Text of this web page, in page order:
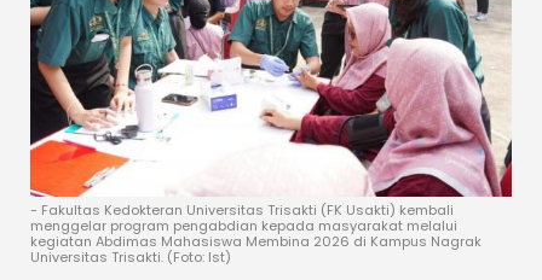
- Fakultas Kedokteran Universitas Trisakti (FK Usakti) kembali
menggelar program pengabdian kepada masyarakat melalui
kegiatan Abdimas Mahasiswa Membina 2026 di Kampus Nagrak
Universitas Trisakti. (Foto: Ist)